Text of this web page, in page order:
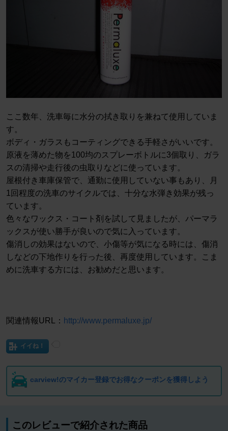
ここ数年、洗車毎に水分の拭き取りを兼ねて使用していま
す。
ボディ・ガラスもコーティングできる手軽さがいいです。
原液を薄めた物を100均のスプレーボトルに3個取り、ガラ
スの清掃や走行後の虫取りなどに使っています。
屋根付き車庫保管で、通勤に使用していない事もあり、月
1回程度の洗車のサイクルでは、十分な水弾き効果が残っ
ています。
色々なワックス・コート剤を試して見ましたが、パーマラ
ックスが使い勝手が良いので気に入っています。
傷消しの効果はないので、小傷等が気になる時には、傷消
しなどの下地作りを行った後、再度使用しています。こま
めに洗車する方には、お勧めだと思います。
関連情報URL： http://www.permaluxe.jp/
イイね！
carview!のマイカー登録でお得なクーポンを獲得しよう
このレビューで紹介された商品